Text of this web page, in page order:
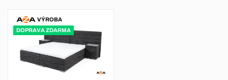
VÝROBA
DOPRAVA ZDARMA